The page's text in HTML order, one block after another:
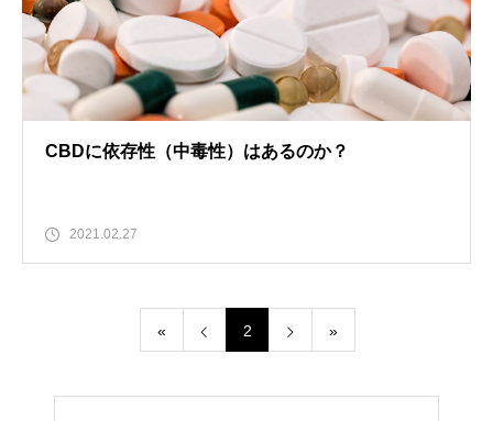
CBDに依存性（中毒性）はあるのか？
2021.02.27
« 2 »